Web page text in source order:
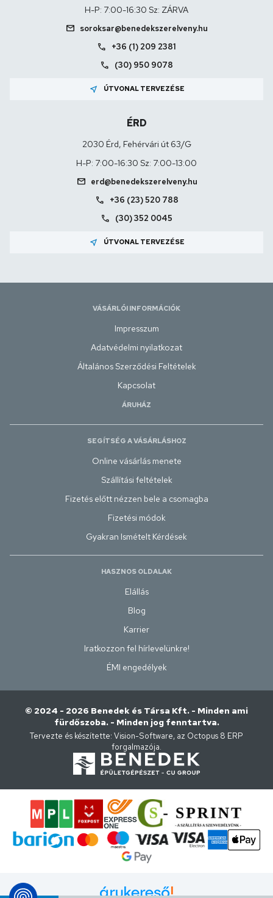
H-P: 7:00-16:30 Sz: ZÁRVA
mail soroksar@benedekszerelveny.hu
call +36 (1) 209 2381
call (30) 950 9078
near_me ÚTVONAL TERVEZÉSE
ÉRD
2030 Érd, Fehérvári út 63/G
H-P: 7:00-16:30 Sz: 7:00-13:00
mail erd@benedekszerelveny.hu
call +36 (23) 520 788
call (30) 352 0045
near_me ÚTVONAL TERVEZÉSE
VÁSÁRLÓI INFORMÁCIÓK
Impresszum
Adatvédelmi nyilatkozat
Általános Szerződési Feltételek
Kapcsolat
ÁRUHÁZ
SEGÍTSÉG A VÁSÁRLÁSHOZ
Online vásárlás menete
Szállítási feltételek
Fizetés előtt nézzen bele a csomagba
Fizetési módok
Gyakran Ismételt Kérdések
HASZNOS OLDALAK
Elállás
Blog
Karrier
Iratkozzon fel hírlevelünkre!
ÉMI engedélyek
© 2024 - 2026 Benedek és Társa Kft. - Minden ami
fürdőszoba. - Minden jog fenntartva.
Tervezte és készítette: Vision-Software, az Octopus 8 ERP
forgalmazója.